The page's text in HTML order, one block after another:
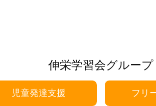
伸栄学習会グループ
児童発達支援 フリ